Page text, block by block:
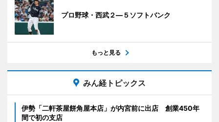
プロ野球・西武２―５ソフトバンク
もっと見る
みん経トピックス
伊勢「二軒茶屋餅角屋本店」が内宮前に出店 創業450年
間で初の支店